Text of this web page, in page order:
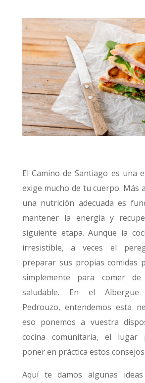
El Camino de Santiago es una
exige mucho de tu cuerpo. Más
una nutrición adecuada es
mantener la energía y
siguiente etapa. Aunque la
irresistible, a veces el
preparar sus propias comidas
simplemente para comer
saludable. En el Albergue
Pedrouzo, entendemos esta
eso ponemos a vuestra
cocina comunitaria, el lugar
poner en práctica estos consejos.
Aquí te damos algunas